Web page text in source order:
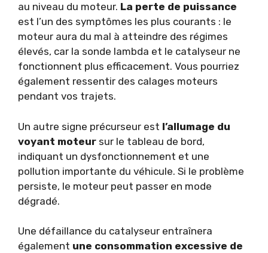
au niveau du moteur. La perte de puissance
est l’un des symptômes les plus courants : le
moteur aura du mal à atteindre des régimes
élevés, car la sonde lambda et le catalyseur ne
fonctionnent plus efficacement. Vous pourriez
également ressentir des calages moteurs
pendant vos trajets.
Un autre signe précurseur est l’allumage du
voyant moteur sur le tableau de bord,
indiquant un dysfonctionnement et une
pollution importante du véhicule. Si le problème
persiste, le moteur peut passer en mode
dégradé.
Une défaillance du catalyseur entraînera
également une consommation excessive de